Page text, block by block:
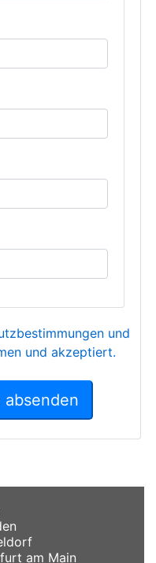
und
und akzeptiert.
absenden
am Main